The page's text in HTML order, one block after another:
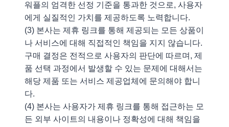
워플의 엄격한 선정 기준을 통과한 것으로, 사용자
에게 실질적인 가치를 제공하도록 노력합니다.
(3) 본사는 제휴 링크를 통해 제공되는 모든 상품이
나 서비스에 대해 직접적인 책임을 지지 않습니다.
구매 결정은 전적으로 사용자의 판단에 따르며, 제
품 선택 과정에서 발생할 수 있는 문제에 대해서는
해당 제품 또는 서비스 제공업체에 문의해야 합니
다.
(4) 본사는 사용자가 제휴 링크를 통해 접근하는 모
든 외부 사이트의 내용이나 정확성에 대해 책임을